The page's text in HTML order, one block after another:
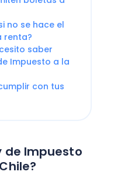
no se hace el
renta?
saber
Impuesto a la
con tus
de Impuesto